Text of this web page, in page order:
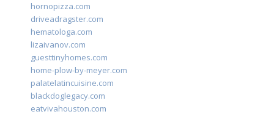
hornopizza.com
driveadragster.com
hematologa.com
lizaivanov.com
guesttinyhomes.com
home-plow-by-meyer.com
palatelatincuisine.com
blackdoglegacy.com
eatvivahouston.com